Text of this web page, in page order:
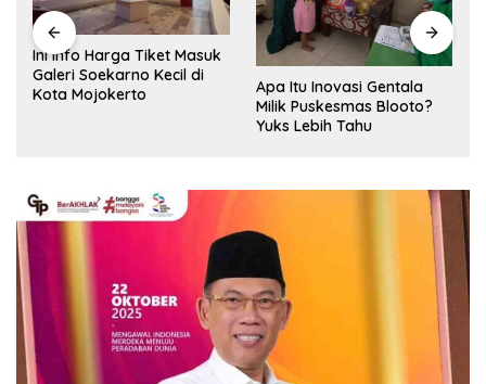
Ini Info Harga Tiket Masuk
Galeri Soekarno Kecil di
Kota Mojokerto
Apa Itu Inovasi Gentala
Milik Puskesmas Blooto?
Yuks Lebih Tahu